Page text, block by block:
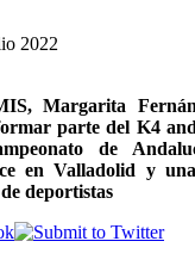
2022
Margarita
parte del K4
de
en Valladolid y
deportistas